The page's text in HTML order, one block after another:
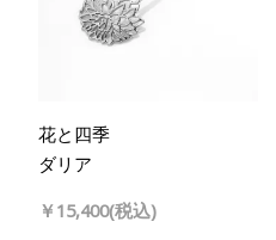
花と四季
ダリア
￥15,400(税込)